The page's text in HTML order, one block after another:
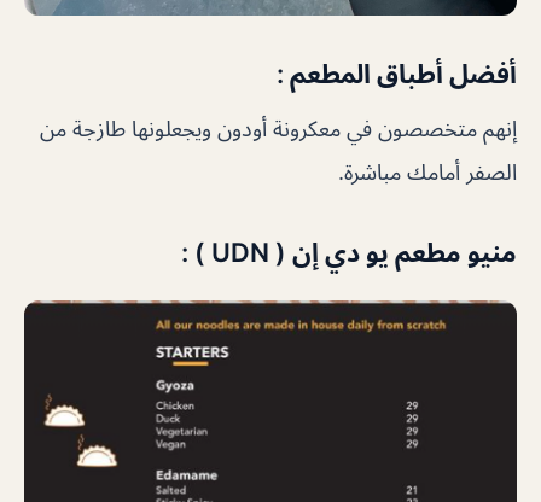
أفضل أطباق المطعم :
إنهم متخصصون في معكرونة أودون ويجعلونها طازجة من
الصفر أمامك مباشرة.
منيو مطعم يو دي إن ( UDN ) :